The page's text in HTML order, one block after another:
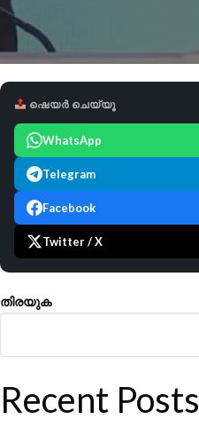
ഷെയർ ചെയ്യൂ
WhatsApp
Telegram
Facebook
Twitter / X
തിരയുക
Recent Posts